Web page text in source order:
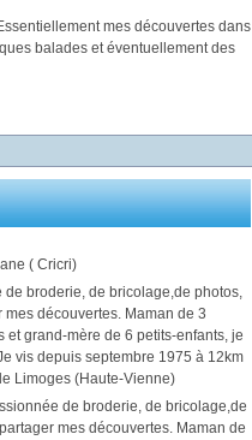
mes découvertes dans
balades et éventuellement des
( Cricri)
de broderie, de bricolage,de
mes découvertes. Maman de